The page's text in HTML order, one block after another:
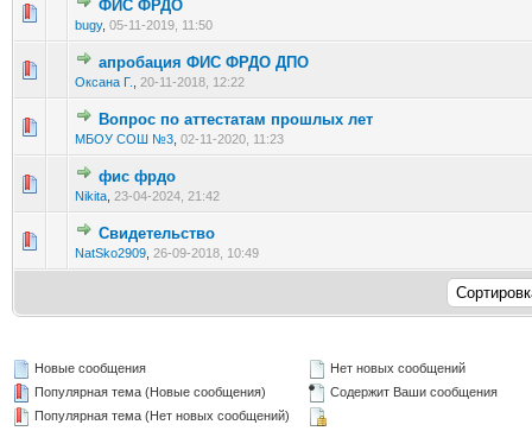
ФИС ФРДО
bugy, 05-11-2019, 11:50
Голосов: 0 - Средняя оценка: 0 из 5
апробация ФИС ФРДО ДПО
Оксана Г. 20-11-2018, 12:22
Голосов: 0 - Средняя оценка: 0 из 5
12345
Вопрос по аттестатам прошлых лет
МБОУ СОШ №3 02-11-2020, 11:23
Голосов: 0 - Средняя оценка: 0 из 5
123 45
фис фрдо
Nikita 23-04-2024, 21:42
Голосов: 0 - Средняя оценка: 0 из 5
Свидетельство
NatSko2909 26-09-2018, 10:49
Голосов: 0 - Средняя оценка: 0 из 5
Новые сообщения
Популярная тема (Новые сообщения)
Популярная тема (Нет новых сообщений)
Нет новых сообщений
Содержит Ваши сообщения